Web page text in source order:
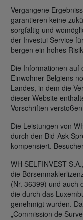
Vergangene
garantieren keine
sorgfältig und
der Investui Service
bergen ein hohes
Die Informationen auf
Einwohner Belgiens
Landes, in dem die
dieser Website
Vorschriften
Die Leistungen von
durch den Bid-Ask-
kompensiert.
WH SELFINVEST
die
(Nr. 36399) und auch
die durch das
genehmigt wurden.
„Commission de